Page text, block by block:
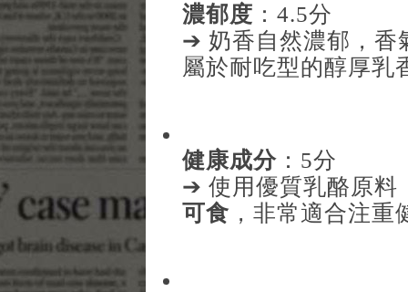
濃郁度 ：4.5分
➔ 奶香自然濃郁，香
屬於耐吃型的醇厚乳
健康成分 ：5分
➔ 使用優質乳酪原料
可食 ，非常適合注